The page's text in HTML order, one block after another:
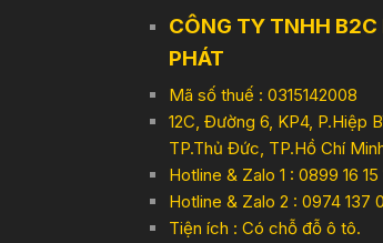
CÔNG TY TNHH
PHÁT
Mã số thuế : 0315142008
12C, Đường 6, KP4, P.Hiệp
TP.Thủ Đức, TP.Hồ Chí
Hotline & Zalo 1 : 0899 16 15
Hotline & Zalo 2 : 0974 137
Tiện ích : Có chỗ đỗ ô tô.